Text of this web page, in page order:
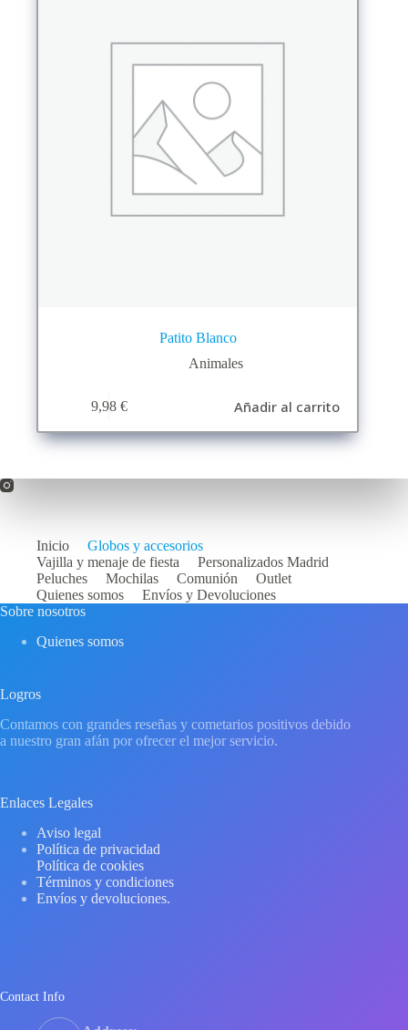
Patito Blanco
Animales
9,98 € Añadir al carrito
Inicio
Globos y accesorios
Vajilla y menaje de fiesta
Personalizados Madrid
Peluches
Mochilas Comunión
Outlet
Quienes somos
Envíos y Devoluciones
Sobre nosotros
Quienes somos
Logros
Contamos con grandes reseñas y cometarios positivos debido
a nuestro gran afán por ofrecer el mejor servicio.
Enlaces Legales
Aviso legal
Política de privacidad
Política de cookies
Términos y condiciones
Envíos y devoluciones.
Contact Info